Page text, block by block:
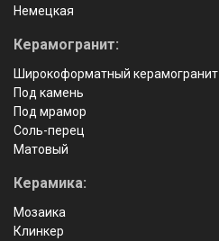
Немецкая
Керамогранит:
Широкоформатный керамогранит
Под камень
Под мрамор
Соль-перец
Матовый
Керамика:
Мозаика
Клинкер